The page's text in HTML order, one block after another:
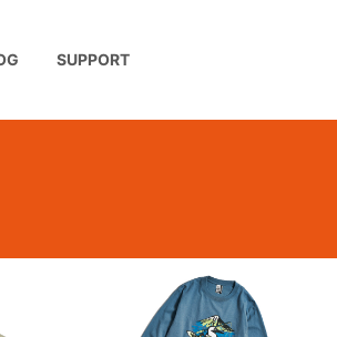
SUPPORT